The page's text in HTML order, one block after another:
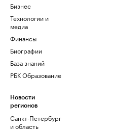
Бизнес
Технологии и
медиа
Финансы
Биографии
База знаний
РБК Образование
Новости
регионов
Санкт-Петербург
и область